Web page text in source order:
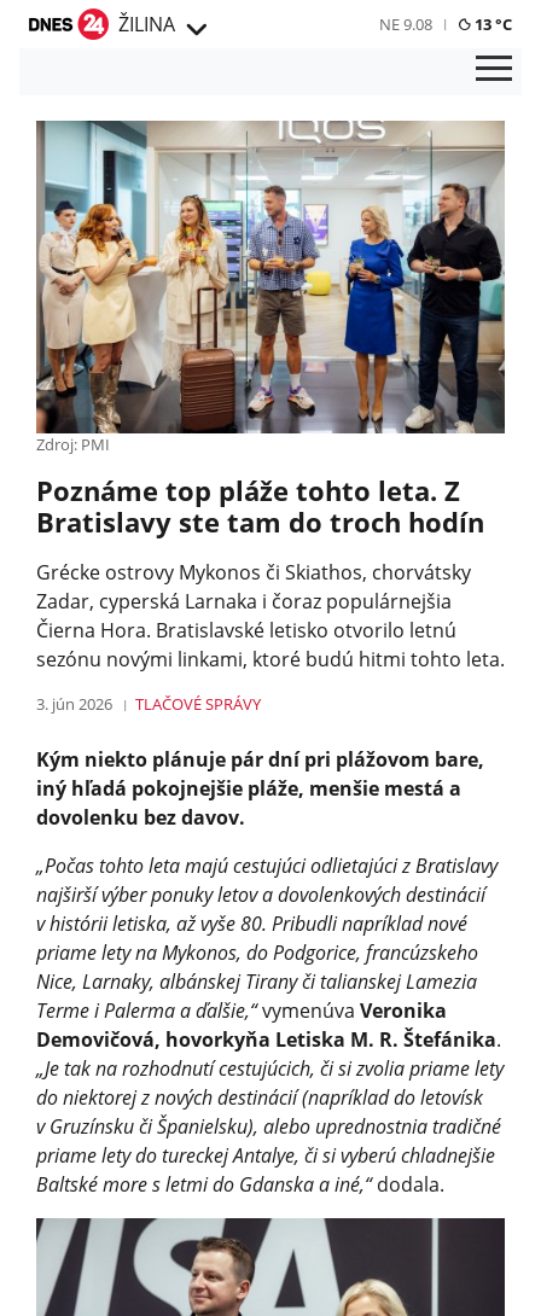
ŽILINA NE 9.08 13 °C
Zdroj: PMI
Poznáme top pláže tohto leta. Z
Bratislavy ste tam do troch hodín
Grécke ostrovy Mykonos či Skiathos, chorvátsky
Zadar, cyperská Larnaka i čoraz populárnejšia
Čierna Hora. Bratislavské letisko otvorilo letnú
sezónu novými linkami, ktoré budú hitmi tohto leta.
3. jún 2026 TLAČOVÉ SPRÁVY
Kým niekto plánuje pár dní pri plážovom bare,
iný hľadá pokojnejšie pláže, menšie mestá a
dovolenku bez davov.
„Počas tohto leta majú cestujúci odlietajúci z Bratislavy
najširší výber ponuky letov a dovolenkových destinácií
v histórii letiska, až vyše 80. Pribudli napríklad nové
priame lety na Mykonos, do Podgorice, francúzskeho
Nice, Larnaky, albánskej Tirany či talianskej Lamezia
Terme i Palerma a ďalšie,“vymenúva Veronika
Demovičová, hovorkyňa Letiska M. R. Štefánika.
„Je tak na rozhodnutí cestujúcich, či si zvolia priame lety
do niektorej z nových destinácií (napríklad do letovísk
v Gruzínsku či Španielsku), alebo uprednostnia tradičné
priame lety do tureckej Antalye, či si vyberú chladnejšie
Baltské more s letmi do Gdanska a iné,“dodala.